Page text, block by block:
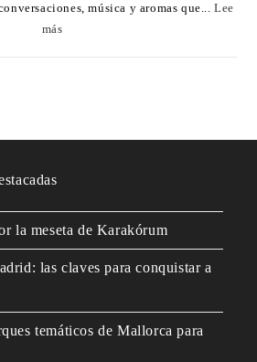
música y aromas que...Lee
más
la meseta de Karakórum
las claves para conquistar a
temáticos de Mallorca para